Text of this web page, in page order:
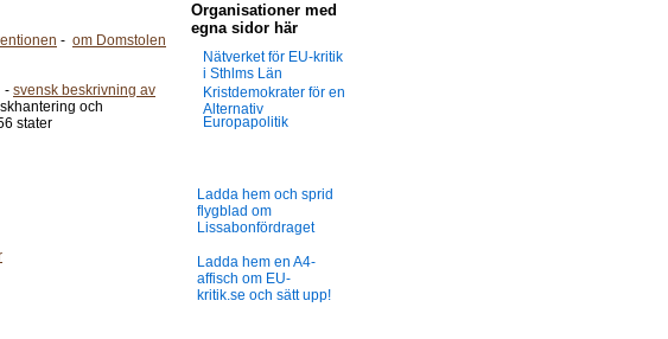
- om Domstolen
- svensk beskrivning av
och
stater
Organisationer med
egna sidor här
Nätverket för EU-kritik
i Sthlms Län
Kristdemokrater för en
Alternativ
Europapolitik
Ladda hem och sprid
flygblad om
Lissabonfördraget
Ladda hem en A4-
affisch om EU-
kritik.se och sätt upp!